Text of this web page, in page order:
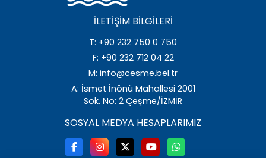
İLETIŞIM BILGILERI
T: +90 232 750 0 750
F: +90 232 712 04 22
M: info@cesme.bel.tr
A: İsmet İnönü Mahallesi 2001
Sok. No: 2 Çeşme/İZMİR
SOSYAL MEDYA HESAPLARIMIZ